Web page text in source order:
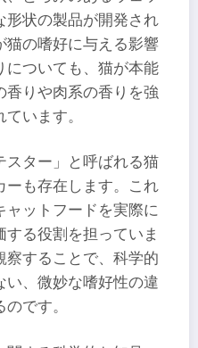
形状の製品が開発され
猫の嗜好に与える影響
についても、猫が本能
香りや肉系の香りを強
います。
スター」と呼ばれる猫
ーも存在します。これ
ャットフードを実際に
る役割を担っていま
察することで、科学的
い、微妙な嗜好性の違
です。